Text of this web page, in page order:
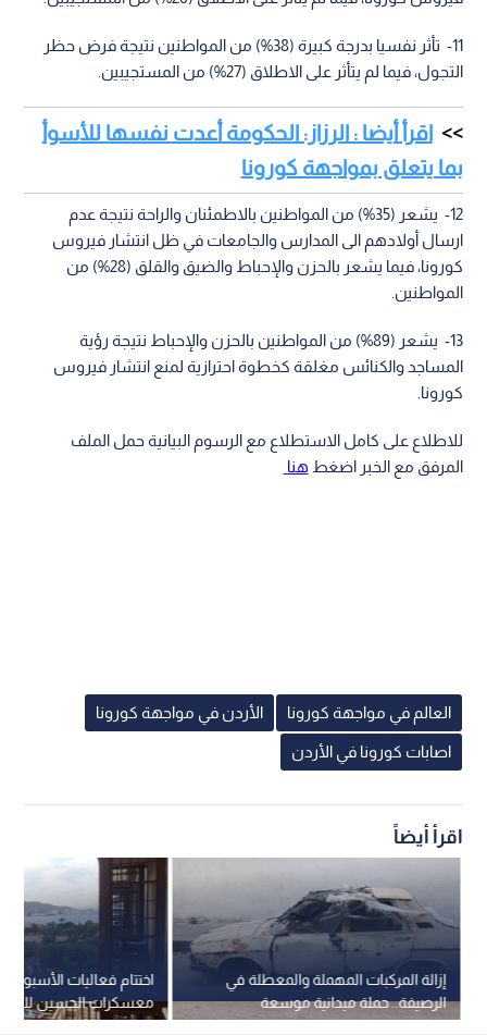
11- تأثر نفسيا بدرجة كبيرة (38%) من المواطنين نتيجة فرض حظر
التجول، فيما لم يتأثر على الاطلاق (27%) من المستجيبين.
اقرأ أيضا : الرزاز: الحكومة أعدت نفسها للأسوأ
بما يتعلق بمواجهة كورونا
12- يشعر (35%) من المواطنين بالاطمئنان والراحة نتيجة عدم
ارسال أولادهم الى المدارس والجامعات في ظل انتشار فيروس
كورونا، فيما يشعر بالحزن والإحباط والضيق والقلق (28%) من
المواطنين.
13- يشعر (89%) من المواطنين بالحزن والإحباط نتيجة رؤية
المساجد والكنائس مغلقة كخطوة احترازية لمنع انتشار فيروس
كورونا.
للاطلاع على كامل الاستطلاع مع الرسوم البيانية حمل الملف
المرفق مع الخبر اضغط هنا
العالم في مواجهة كورونا الأردن في مواجهة كورونا
اصابات كورونا في الأردن
اقرأ أيضاً
اختتام فعاليات
معسكرات الحسين للعمل
بالعقبة لعام 2026
إزالة المركبات المهملة والمعطلة في
الرصيفة.. حملة ميدانية موسعة